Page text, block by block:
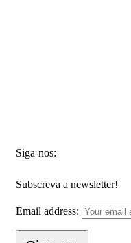
Siga-nos:
Subscreva a newsletter!
Email address: